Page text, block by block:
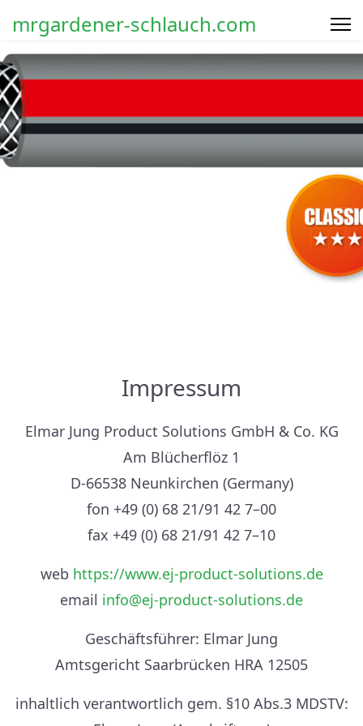
mrgardener-schlauch.com
Impressum
Elmar Jung Product Solutions GmbH & Co. KG
Am Blücherflöz 1
D-66538 Neunkirchen (Germany)
fon +49 (0) 68 21/91 42 7–00
fax +49 (0) 68 21/91 42 7–10
web https://www.ej-product-solutions.de
email info@ej-product-solutions.de
Geschäftsführer: Elmar Jung
Amtsgericht Saarbrücken HRA 12505
inhaltlich verantwortlich gem. §10 Abs.3 MDSTV: